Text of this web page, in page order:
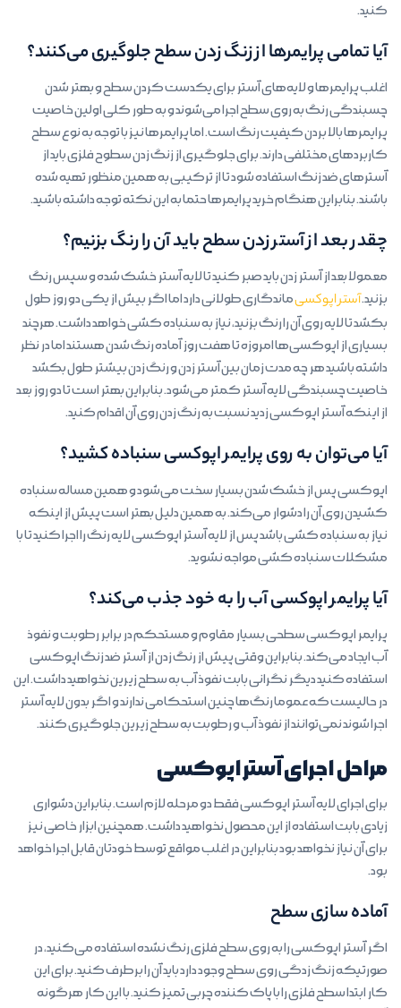
کنید.
آیا تمامی پرایمرها از زنگ زدن سطح جلوگیری می‌کنند؟
اغلب پرایمرها و لایه‌های آستر برای یکدست کردن سطح و بهتر شدن
چسبندگی رنگ به روی سطح اجرا می‌شوند و به طور کلی اولین خاصیت
پرایمرها بالا بردن کیفیت رنگ است. اما پرایمرها نیز با توجه به نوع سطح
کاربردهای مختلفی دارند. برای جلوگیری از زنگ زدن سطوح فلزی باید از
آسترهای ضد زنگ استفاده شود تا از ترکیبی به همین منظور تهیه شده
باشند. بنابراین هنگام خرید پرایمرها حتما به این نکته توجه داشته باشید.
چقدر بعد از آستر زدن سطح باید آن را رنگ بزنیم؟
معمولا بعد از آستر زدن باید صبر کنید تا لایه آستر خشک شده و سپس رنگ
بزنید.آستر اپوکسیماندگاری طولانی دارد اما اگر بیش از یکی دو روز طول
بکشد تا لایه روی آن را رنگ بزنید، نیاز به سنباده کشی خواهد داشت. هرچند
بسیاری از اپوکسی‌ها امروزه تا هفت روز آماده رنگ شدن هستند اما در نظر
داشته باشید هر چه مدت زمان بین آستر زدن و رنگ زدن بیشتر طول بکشد
خاصیت چسبندگی لایه آستر کمتر می‌شود. بنابراین بهتر است تا دو روز بعد
از اینکه آستر اپوکسی زدید نسبت به رنگ زدن روی آن اقدام کنید.
آیا می‌توان به روی پرایمر اپوکسی سنباده کشید؟
اپوکسی پس از خشک شدن بسیار سخت می‌شود و همین مساله سنباده
کشیدن روی آن را دشوار می‌کند. به همین دلیل بهتر است پیش از اینکه
نیاز به سنباده کشی باشد پس از لایه آستر اپوکسی لایه رنگ را اجرا کنید تا با
مشکلات سنباده کشی مواجه نشوید.
آیا پرایمر اپوکسی آب را به خود جذب می‌کند؟
پرایمر اپوکسی سطحی بسیار مقاوم و مستحکم در برابر رطوبت و نفوذ
آب ایجاد می‌کند. بنابراین وقتی پیش از رنگ زدن از آستر ضد زنگ اپوکسی
استفاده کنید دیگر نگرانی بابت نفوذ آب به سطح زیرین نخواهید داشت. این
در حالیست که عموما رنگ‌ها چنین استحکامی ندارند و اگر بدون لایه آستر
اجرا شوند نمی‌توانند از نفوذ آب و رطوبت به سطح زیرین جلوگیری کنند.
مراحل اجرای آستر اپوکسی
برای اجرای لایه آستر اپوکسی فقط دو مرحله لازم است. بنابراین دشواری
زیادی بابت استفاده از این محصول نخواهید داشت. همچنین ابزار خاصی نیز
برای آن نیاز نخواهد بود بنابراین در اغلب مواقع توسط خودتان قابل اجرا خواهد
بود.
آماده سازی سطح
اگر آستر اپوکسی را به روی سطح فلزی رنگ نشده استفاده می‌کنید، در
صورتیکه زنگ زدگی روی سطح وجود دارد باید آن را برطرف کنید. برای این
کار ابتدا سطح فلزی را با پاک کننده چربی تمیز کنید. با این کار هرگونه